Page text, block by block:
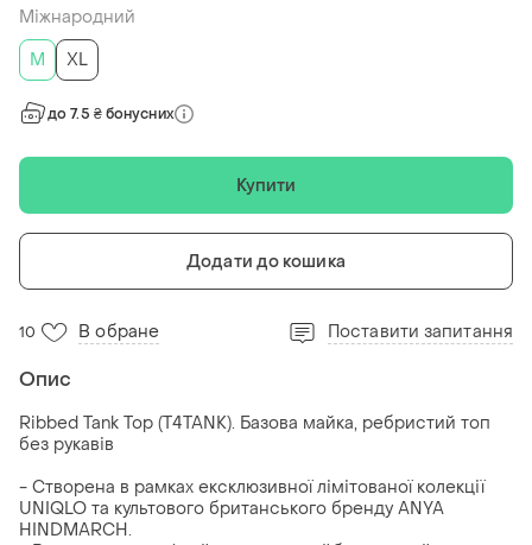
Міжнародний
M
XL
до 7.5 ₴ бонусних
Купити
Додати до кошика
10 В обране Поставити запитання
Опис
Ribbed Tank Top (T4TANK). Базова майка, ребристий топ
без рукавів
- Створена в рамках ексклюзивної лімітованої колекції
UNIQLO та культового британського бренду ANYA
HINDMARCH.